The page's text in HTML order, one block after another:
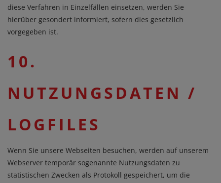
diese Verfahren in Einzelfällen einsetzen, werden Sie
hierüber gesondert informiert, sofern dies gesetzlich
vorgegeben ist.
10.
NUTZUNGSDATEN /
LOGFILES
Wenn Sie unsere Webseiten besuchen, werden auf unserem
Webserver temporär sogenannte Nutzungsdaten zu
statistischen Zwecken als Protokoll gespeichert, um die